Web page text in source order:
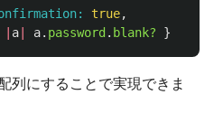
true,
a a. password . blank? }
列にすることで実現できま